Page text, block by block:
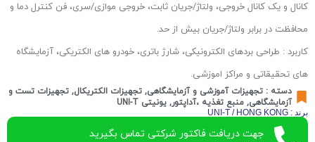
کانال و یک کانال خروجی، ولتاژ/جریان ثابت، خروجی موازی/سری، فن کنترل دما و
محافظت در برابر ولتاژ/جریان بیش از حد.
کاربرد : طراحی بردهای الکترونیکی، شارژ باتری، خودرو های الکتریکی، آزمایشگاه
های تحقیقاتی و مراکز اموزشی.
دسته : تجهیزات آموزشی و آزمایشگاهی, تجهیزات الکتریکال, تجهیزات تست و
آزمایشگاهی, منبع تغذیه ،آداپتور, یونیتی UNI-T
برند : UNI-T / HONG KONG
جهت دریافت فاکتور شرکتی تماس بگیرید